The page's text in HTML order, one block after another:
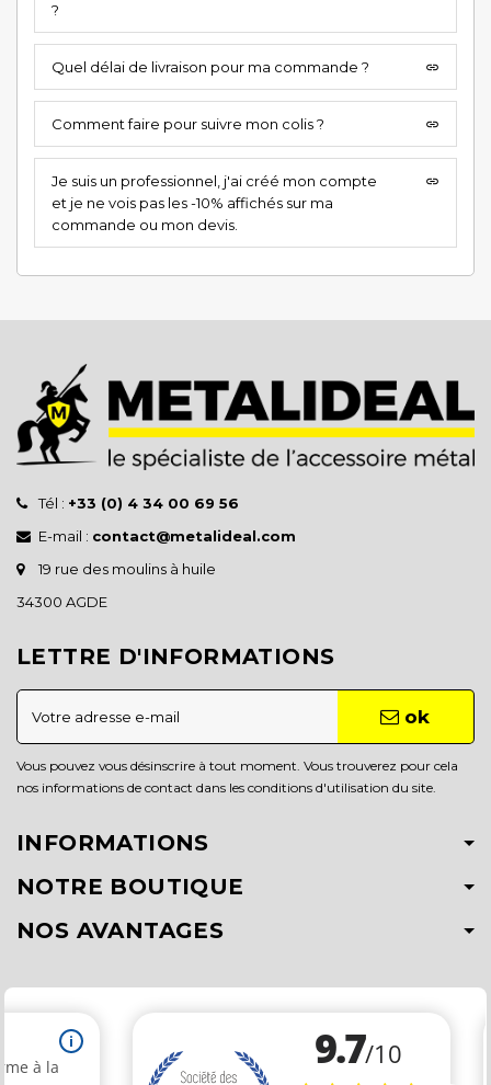
?
Quel délai de livraison pour ma commande ? insert_link
Comment faire pour suivre mon colis ? insert_link
Je suis un professionnel, j'ai créé mon compte
et je ne vois pas les -10% affichés sur ma
commande ou mon devis.
insert_link
Tél : +33 (0) 4 34 00 69 56
E-mail : contact@metalideal.com
19 rue des moulins à huile
34300 AGDE
LETTRE D'INFORMATIONS
ok
Vous pouvez vous désinscrire à tout moment. Vous trouverez pour cela
nos informations de contact dans les conditions d'utilisation du site.
INFORMATIONS
NOTRE BOUTIQUE
NOS AVANTAGES